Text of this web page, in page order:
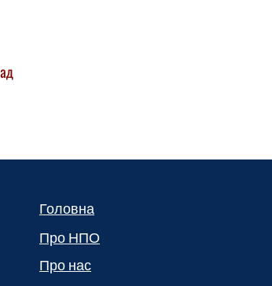
Головна
Про НПО
Про нас